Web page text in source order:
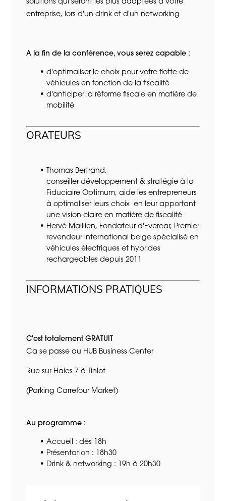
solutions qui seront les plus adaptées à votre
entreprise, lors d'un drink et d'un networking
A la fin de la conférence, vous serez capable :
d'optimaliser le choix pour votre flotte de
véhicules en fonction de la fiscalité
d'anticiper la réforme fiscale en matière de
mobilité
ORATEURS
Thomas Bertrand,
conseiller développement & stratégie à la
Fiduciaire Optimum, aide les entrepreneurs
à optimaliser leurs choix en leur apportant
une vision claire en matière de fiscalité
Hervé Maillien, Fondateur d'Evercar, Premier
revendeur international belge spécialisé en
véhicules électriques et hybrides
rechargeables depuis 2011
INFORMATIONS PRATIQUES
C'est totalement GRATUIT
Ca se passe au HUB Business Center
Rue sur Haies 7 à Tinlot
(Parking Carrefour Market)
Au programme :
Accueil : dés 18h
Présentation : 18h30
Drink & networking : 19h à 20h30